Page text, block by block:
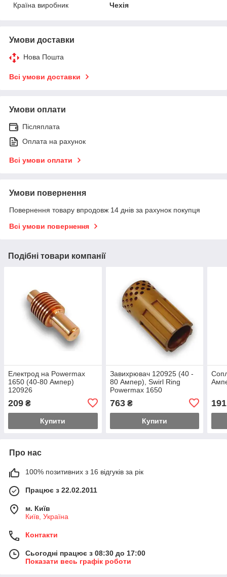
Країна виробник
Чехія
Умови доставки
Нова Пошта
Всі умови доставки
Умови оплати
Післяплата
Оплата на рахунок
Всі умови оплати
Умови повернення
Повернення товару впродовж 14 днів за рахунок покупця
Всі умови повернення
Подібні товари компанії
Електрод на Powermax
1650 (40-80 Ампер)
120926
209 ₴
Купити
Завихрювач 120925 (40 -
80 Ампер), Swirl Ring
Powermax 1650
763₴
Купити
191
Про нас
100% позитивних з 16 відгуків за рік
Працює з 22.02.2011
м. Київ
Київ, Україна
Контакти
Сьогодні працює з 08:30 до 17:00
Показати весь графік роботи